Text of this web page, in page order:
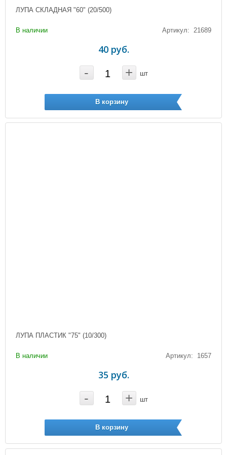
ЛУПА СКЛАДНАЯ "60" (20/500)
В наличии Артикул: 21689
40 руб.
- + шт
В корзину
ЛУПА ПЛАСТИК "75" (10/300)
В наличии Артикул: 1657
35 руб.
- + шт
В корзину